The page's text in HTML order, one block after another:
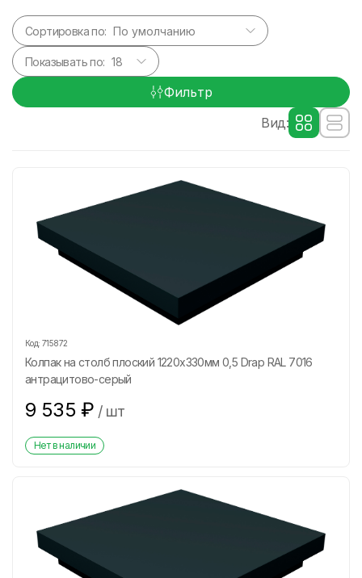
Сортировка по:
Показывать по:
Фильтр
Вид:
Код: 715872
Колпак на столб плоский 1220х330мм 0,5 Drap RAL 7016
антрацитово-серый
9 535 ₽ / шт
Нет в наличии